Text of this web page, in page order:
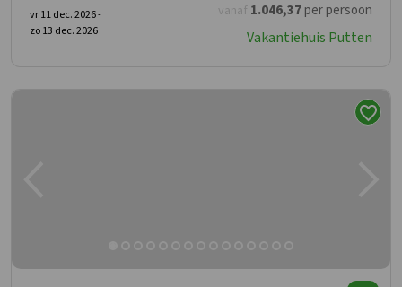
vanaf 1.046,37per persoon
vr 11 dec. 2026 -
zo 13 dec. 2026
Vakantiehuis Putten